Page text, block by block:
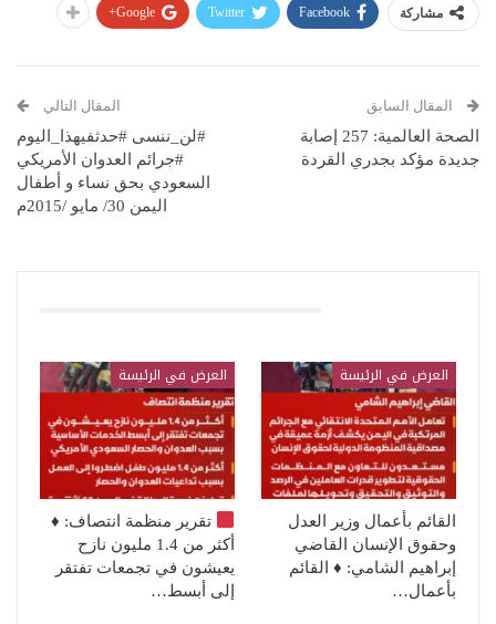
مشاركة Facebook
Twitter
Google+
المقال السابق
الصحة العالمية: 257 إصابة
جديدة مؤكد بجدري القردة
المقال التالي
#لن_ننسى #حدثفيهذا_اليوم
#جرائم العدوان الأمريكي
السعودي بحق نساء و أطفال
اليمن 30/ مايو /2015م
العرض في الرئيسة
القائم بأعمال وزير العدل
وحقوق الإنسان القاضي
إبراهيم الشامي: ♦️ القائم
بأعمال…
العرض في الرئيسة
تقرير منظمة انتصاف: ♦️
أكثر من 1.4 مليون نازح
يعيشون في تجمعات تفتقر
إلى أبسط…